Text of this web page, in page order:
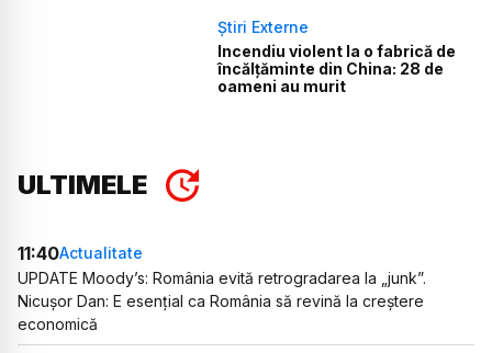
Știri Externe
Incendiu violent la o fabrică de
încălţăminte din China: 28 de
oameni au murit
ULTIMELE
11:40Actualitate
UPDATE Moody’s: România evită retrogradarea la „junk”.
Nicușor Dan: E esențial ca România să revină la creștere
economică